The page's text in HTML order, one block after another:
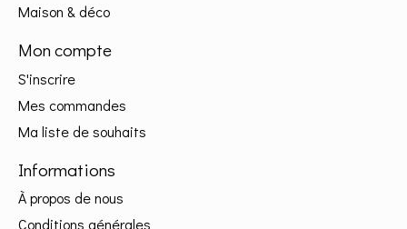
Maison & déco
Mon compte
S'inscrire
Mes commandes
Ma liste de souhaits
Informations
À propos de nous
Conditions générales